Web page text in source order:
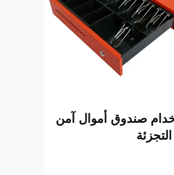
صندوق أموال آمن